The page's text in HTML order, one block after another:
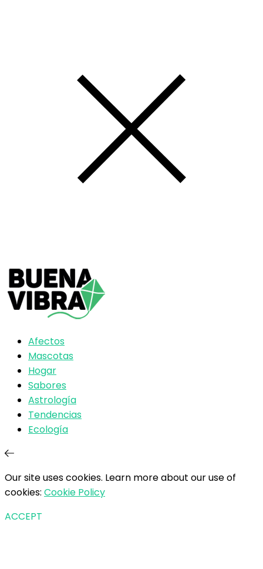
Afectos
Mascotas
Hogar
Sabores
Astrología
Tendencias
Ecología
Our site uses cookies. Learn more about our use of
cookies: Cookie Policy
ACCEPT